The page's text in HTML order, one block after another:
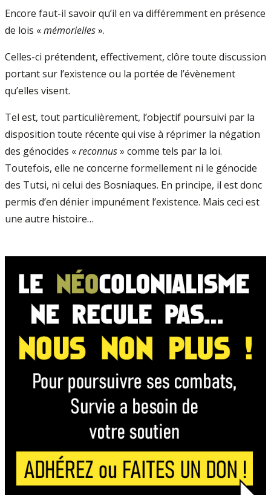
Encore faut-il savoir qu’il en va différemment en présence
de lois «mémorielles».
Celles-ci prétendent, effectivement, clôre toute discussion
portant sur l’existence ou la portée de l’évènement
qu’elles visent.
Tel est, tout particulièrement, l’objectif poursuivi par la
disposition toute récente qui vise à réprimer la négation
des génocides «reconnus» comme tels par la loi.
Toutefois, elle ne concerne formellement ni le génocide
des Tutsi, ni celui des Bosniaques. En principe, il est donc
permis d’en dénier impunément l’existence. Mais ceci est
une autre histoire…